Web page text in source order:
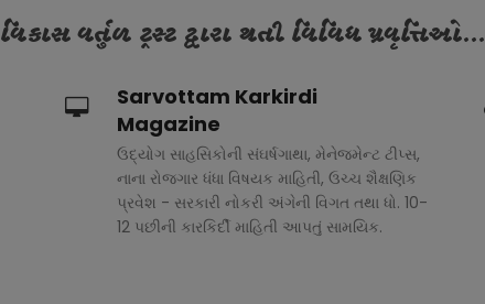
વિકાસ વર્તુળ ટ્રસ્ટ દ્વારા થતી વિવિધ પ્રવૃત્તિઓ...
Sarvottam Karkirdi
Magazine
ઉદ્યોગ સાહસિકોની સંઘર્ષગાથા, મેનેજમેન્ટ ટીપ્સ,
નાના રોજગાર ધંધા વિષયક માહિતી, ઉચ્ચ શૈક્ષણિક
પ્રવેશ - સરકારી નોકરી અંગેની વિગત તથા ધો. 10-
12 પછીની કારકિર્દી માહિતી આપતું સામયિક.